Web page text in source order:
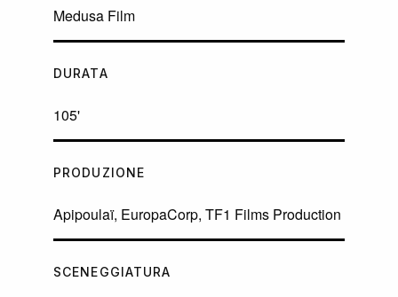
Medusa Film
DURATA
105'
PRODUZIONE
Apipoulaï, EuropaCorp, TF1 Films Production
SCENEGGIATURA